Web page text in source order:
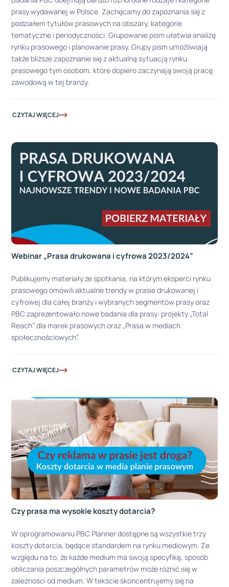
prasy wydawanej w Polsce. Zachęcamy do zapoznania się z
podziałem tytułów prasowych na obszary, kategorie
tematyczne i periodyczności. Grupowanie pism ułatwia analizę
rynku prasowego i planowanie prasy. Grupy pism umożliwiają
także bliższe zapoznanie się z aktualną sytuacją rynku
prasowego tym osobom, które dopiero zaczynają swoją pracę
zawodową w tej branży.
CZYTAJ WIĘCEJ
Webinar „Prasa drukowana i cyfrowa 2023/2024”
Publikujemy materiały ze spotkania, na którym eksperci rynku
prasowego omówili aktualne trendy w prasie drukowanej i
cyfrowej dla całej branży i wybranych segmentów prasy oraz
PBC zaprezentowało nowe badania dla prasy: projekty „Total
Reach” dla marek prasowych oraz „Prasa w mediach
społecznościowych”.
CZYTAJ WIĘCEJ
Czy prasa ma wysokie koszty dotarcia?
W oprogramowaniu PBC Planner dostępne są wszystkie trzy
koszty dotarcia, będące standardem na rynku mediowym. Ze
względu na to, że każde medium ma swoją specyfikę, sposób
obliczania poszczególnych parametrów może różnić się w
zależności od medium. W tekście skoncentrujemy się na